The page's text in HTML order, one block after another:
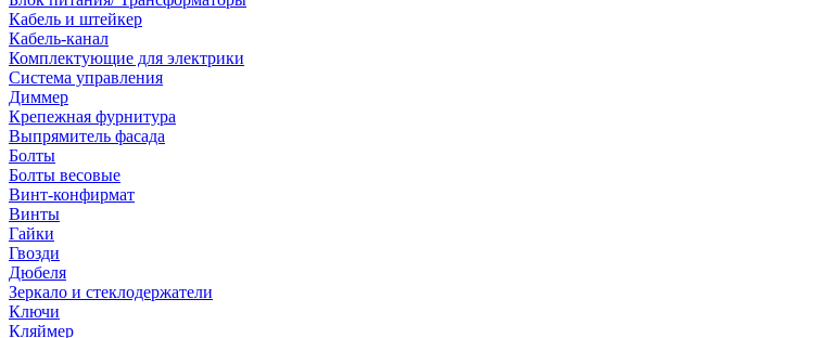
Кабель и штейкер
Кабель-канал
Комплектующие для электрики
Система управления
Диммер
Крепежная фурнитура
Выпрямитель фасада
Болты
Болты весовые
Винт-конфирмат
Винты
Гайки
Гвозди
Дюбеля
Зеркало и стеклодержатели
Ключи
Кляймер